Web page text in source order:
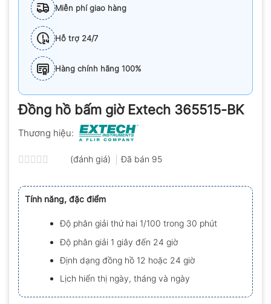
Miễn phí giao hàng
Hỗ trợ 24/7
Hàng chính hãng 100%
Đồng hồ bấm giờ Extech 365515-BK
Thương hiệu:
xếp
hạng
0.0
5
sao
(đánh giá) Đã bán 95
Tính năng, đặc điểm
Độ phân giải thứ hai 1/100 trong 30 phút
Độ phân giải 1 giây đến 24 giờ
Định dạng đồng hồ 12 hoặc 24 giờ
Lịch hiển thị ngày, tháng và ngày